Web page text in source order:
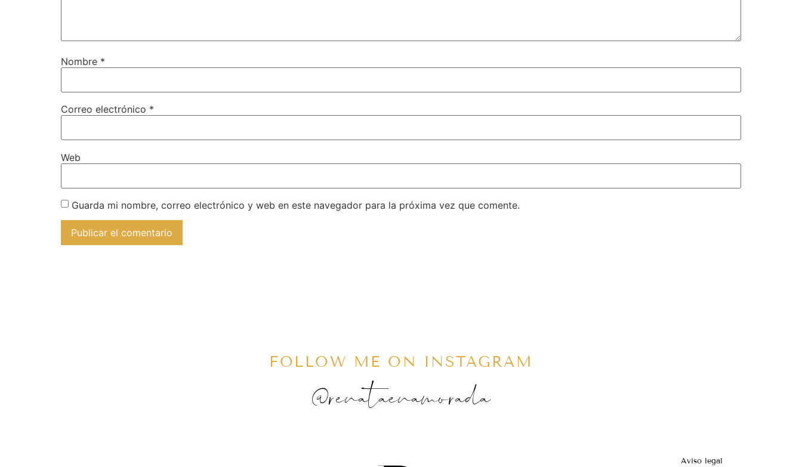
Nombre *
Correo electrónico *
Web
Guarda mi nombre, correo electrónico y web en este navegador para la próxima vez que comente.
FOLLOW ME ON INSTAGRAM
@renataenamorada
Aviso legal